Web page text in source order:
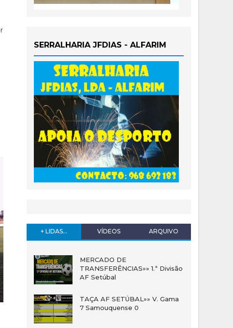
SERRALHARIA JFDIAS - ALFARIM
+ LIDAS... VÍDEOS ARQUIVO
MERCADO DE
TRANSFERÊNCIAS»» 1.ª Divisão
AF Setúbal
TAÇA AF SETÚBAL»» V. Gama
7 Samouquense 0